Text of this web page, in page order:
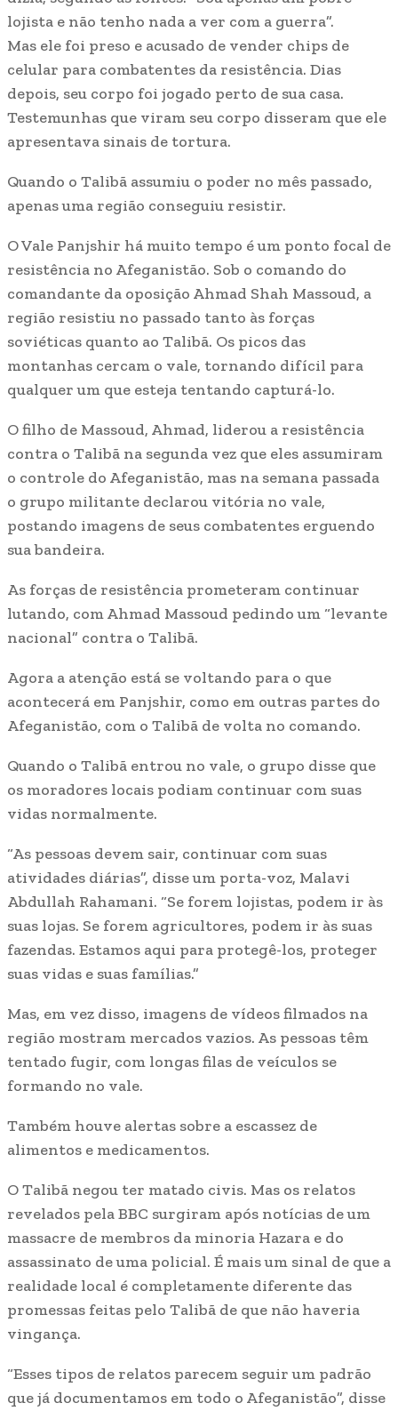
lojista e não tenho nada a ver com a guerra”.
Mas ele foi preso e acusado de vender chips de
celular para combatentes da resistência. Dias
depois, seu corpo foi jogado perto de sua casa.
Testemunhas que viram seu corpo disseram que ele
apresentava sinais de tortura.
Quando o Talibã assumiu o poder no mês passado,
apenas uma região conseguiu resistir.
O Vale Panjshir há muito tempo é um ponto focal de
resistência no Afeganistão. Sob o comando do
comandante da oposição Ahmad Shah Massoud, a
região resistiu no passado tanto às forças
soviéticas quanto ao Talibã. Os picos das
montanhas cercam o vale, tornando difícil para
qualquer um que esteja tentando capturá-lo.
O filho de Massoud, Ahmad, liderou a resistência
contra o Talibã na segunda vez que eles assumiram
o controle do Afeganistão, mas na semana passada
o grupo militante declarou vitória no vale,
postando imagens de seus combatentes erguendo
sua bandeira.
As forças de resistência prometeram continuar
lutando, com Ahmad Massoud pedindo um “levante
nacional” contra o Talibã.
Agora a atenção está se voltando para o que
acontecerá em Panjshir, como em outras partes do
Afeganistão, com o Talibã de volta no comando.
Quando o Talibã entrou no vale, o grupo disse que
os moradores locais podiam continuar com suas
vidas normalmente.
“As pessoas devem sair, continuar com suas
atividades diárias”, disse um porta-voz, Malavi
Abdullah Rahamani. “Se forem lojistas, podem ir às
suas lojas. Se forem agricultores, podem ir às suas
fazendas. Estamos aqui para protegê-los, proteger
suas vidas e suas famílias.”
Mas, em vez disso, imagens de vídeos filmados na
região mostram mercados vazios. As pessoas têm
tentado fugir, com longas filas de veículos se
formando no vale.
Também houve alertas sobre a escassez de
alimentos e medicamentos.
O Talibã negou ter matado civis. Mas os relatos
revelados pela BBC surgiram após notícias de um
massacre de membros da minoria Hazara e do
assassinato de uma policial. É mais um sinal de que a
realidade local é completamente diferente das
promessas feitas pelo Talibã de que não haveria
vingança.
“Esses tipos de relatos parecem seguir um padrão
que já documentamos em todo o Afeganistão”, disse